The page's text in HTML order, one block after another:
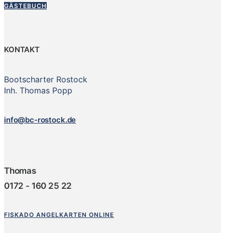
GÄSTEBUCH
KONTAKT
Bootscharter Rostock
Inh. Thomas Popp
info@bc-rostock.de
Thomas
0172 - 160 25 22
FISKADO ANGELKARTEN ONLINE